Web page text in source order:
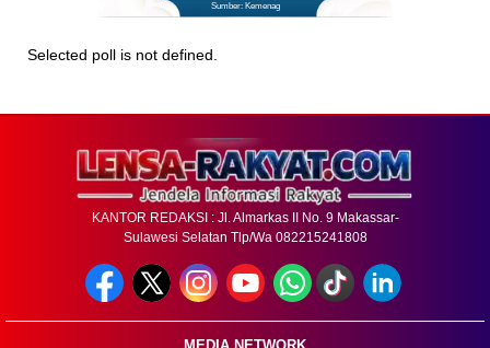
Sumber: Kemenag
Selected poll is not defined.
KANTOR REDAKSI : Jl. Almarkas II No. 9 Makassar-
Sulawesi Selatan Tlp/Wa 082215241808